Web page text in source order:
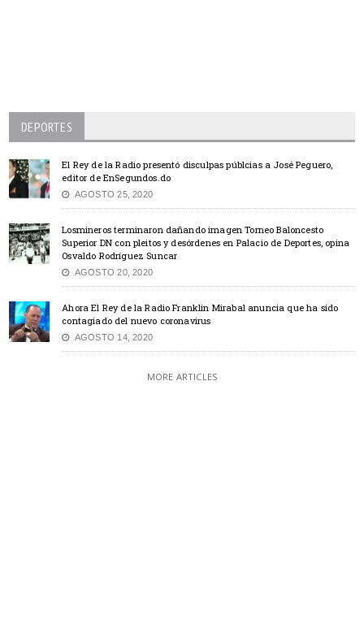
DEPORTES
El Rey de la Radio presentó disculpas públcias a José Peguero,
editor de EnSegundos.do
AGOSTO 25, 2020
Losmineros terminaron dañando imagen Torneo Baloncesto
Superior DN con pleitos y desórdenes en Palacio de Deportes, opina
Osvaldo Rodríguez Suncar
AGOSTO 20, 2020
Ahora El Rey de la Radio Franklin Mirabal anuncia que ha sido
contagiado del nuevo coronavirus
AGOSTO 14, 2020
MORE ARTICLES